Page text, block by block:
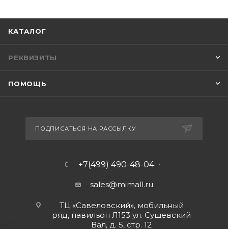
КАТАЛОГ
РЕКВИЗИТЫ
ПОМОЩЬ
ПОДПИСАТЬСЯ НА РАССЫЛКУ
+7(499) 490-48-04
sales@mimall.ru
ТЦ «Савеловский», мобильный
ряд, павильон Л153 ул. Сущевский
Вал, д. 5, стр. 12